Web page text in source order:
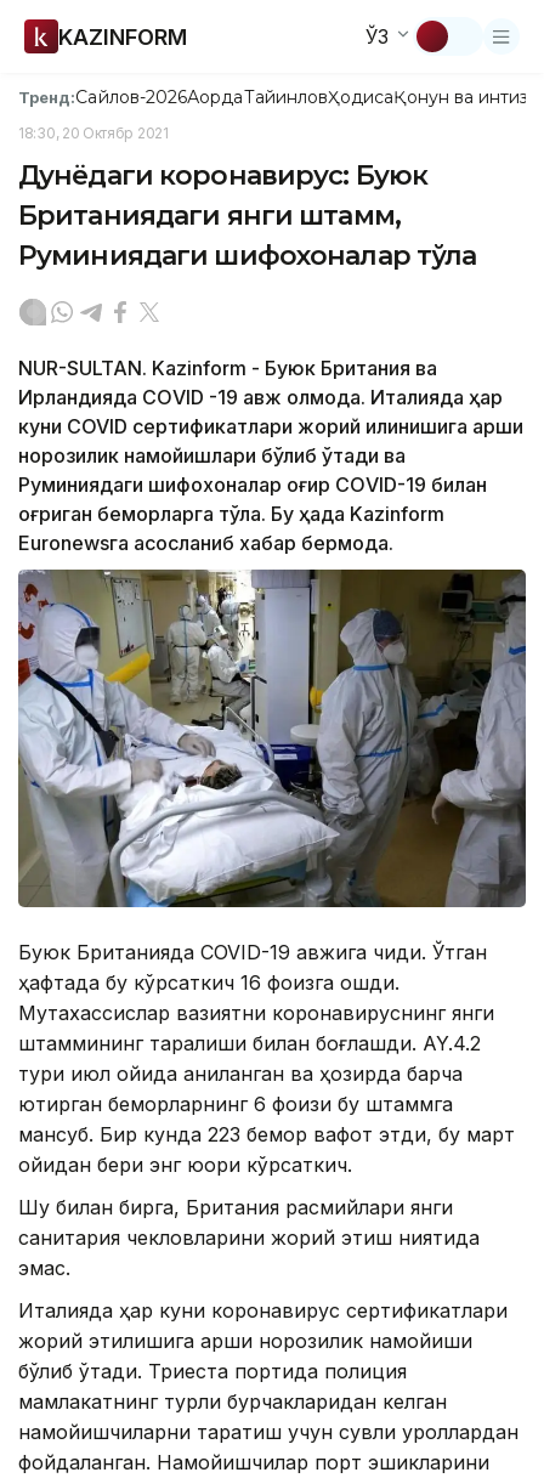
KAZINFORM ЎЗ
Тренд:Сайлов-2026АқордаТайинловҲодисаҚонун ва
18:30, 20 Октябр 2021
Дунёдаги коронавирус: Буюк
Британиядаги янги штамм,
Руминиядаги шифохоналар тўла
NUR-SULTAN. Kazinform - Буюк Британия ва
Ирландияда CОVID -19 авж олмоқда. Италияда ҳар
куни COVID сертификатлари жорий қилинишига қарши
норозилик намойишлари бўлиб ўтади ва
Руминиядаги шифохоналар оғир CОVID-19 билан
оғриган беморларга тўла. Бу ҳақда Kazinform
Еuronewsга асосланиб хабар бермоқда.
Буюк Британияда COVID-19 авжига чиқди. Ўтган
ҳафтада бу кўрсаткич 16 фоизга ошди.
Мутахассислар вазиятни коронавируснинг янги
штаммининг тарқалиши билан боғлашди. AY.4.2
тури июл ойида аниқланган ва ҳозирда барча
юқтирган беморларнинг 6 фоизи бу штаммга
мансуб. Бир кунда 223 бемор вафот этди, бу март
ойидан бери энг юқори кўрсаткич.
Шу билан бирга, Британия расмийлари янги
санитария чекловларини жорий этиш ниятида
эмас.
Италияда ҳар куни коронавирус сертификатлари
жорий этилишига қарши норозилик намойиши
бўлиб ўтади. Триеста портида полиция
мамлакатнинг турли бурчакларидан келган
намойишчиларни тарқатиш учун сувли қуроллардан
фойдаланган. Намойишчилар порт эшикларини